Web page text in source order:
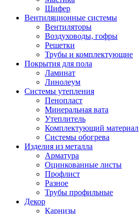
Шифер
Вентиляционные системы
Вентиляторы
Воздуховоды, гофры
Решетки
Трубы и комплектующие
Покрытия для пола
Ламинат
Линолеум
Системы утепления
Пенопласт
Минеральная вата
Утеплитель
Комплектующий материал
Системы обогрева
Изделия из металла
Арматура
Оцинкованные листы
Профлист
Разное
Трубы профильные
Декор
Карнизы